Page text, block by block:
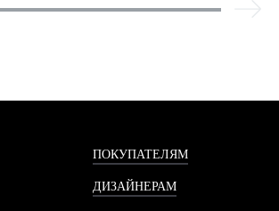
ПОКУПАТЕЛЯМ
ДИЗАЙНЕРАМ